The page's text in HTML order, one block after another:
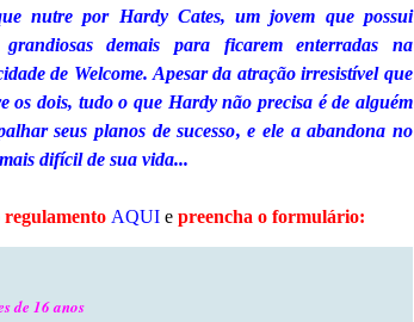
nutre por Hardy Cates, um jovem que possui
grandiosas demais para ficarem enterradas na
de Welcome. Apesar da atração irresistível que
os dois, tudo o que Hardy não precisa é de alguém
seus planos de sucesso, e ele a abandona no
difícil de sua vida...
AQUI e preencha o formulário:
de 16 anos